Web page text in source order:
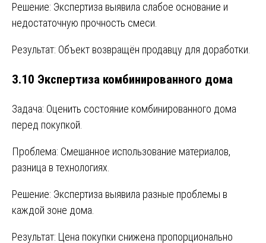
Решение: Экспертиза выявила слабое основание и
недостаточную прочность смеси.
Результат: Объект возвращён продавцу для доработки.
3.10 Экспертиза комбинированного дома
Задача: Оценить состояние комбинированного дома
перед покупкой.
Проблема: Смешанное использование материалов,
разница в технологиях.
Решение: Экспертиза выявила разные проблемы в
каждой зоне дома.
Результат: Цена покупки снижена пропорционально